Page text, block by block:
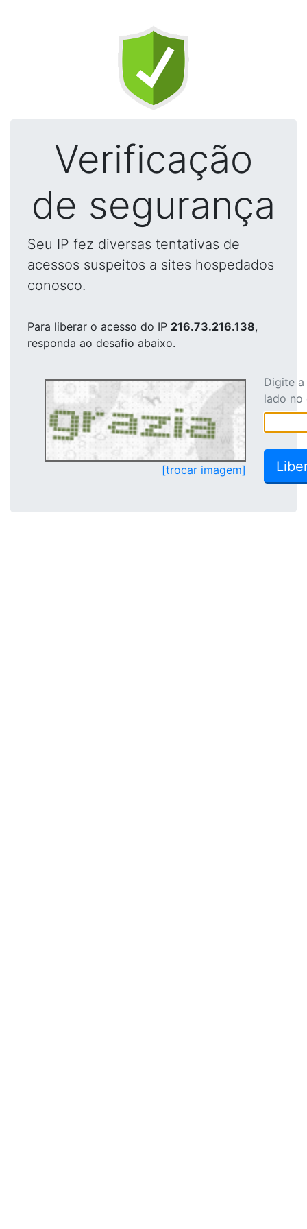
Verificação
de segurança
Seu IP fez diversas tentativas de
acessos suspeitos a sites hospedados
conosco.
Para liberar o acesso do IP 216.73.216.138,
responda ao desafio abaixo.
[trocar imagem]
Digite
lado no